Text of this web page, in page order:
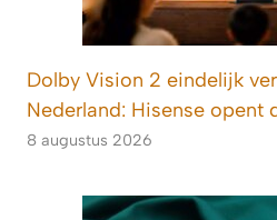
Dolby Vision 2 eindelijk
Nederland: Hisense opent
8 augustus 2026